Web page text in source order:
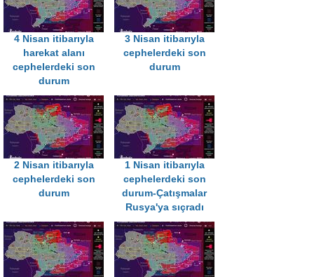
4 Nisan itibarıyla
harekat alanı
cephelerdeki son
durum
3 Nisan itibarıyla
cephelerdeki son
durum
2 Nisan itibarıyla
cephelerdeki son
durum
1 Nisan itibarıyla
cephelerdeki son
durum-Çatışmalar
Rusya'ya sıçradı